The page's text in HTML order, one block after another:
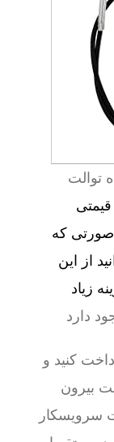
توالت
که
از این
زیاد
دارد
کنید و
بیرون
سرویسکار